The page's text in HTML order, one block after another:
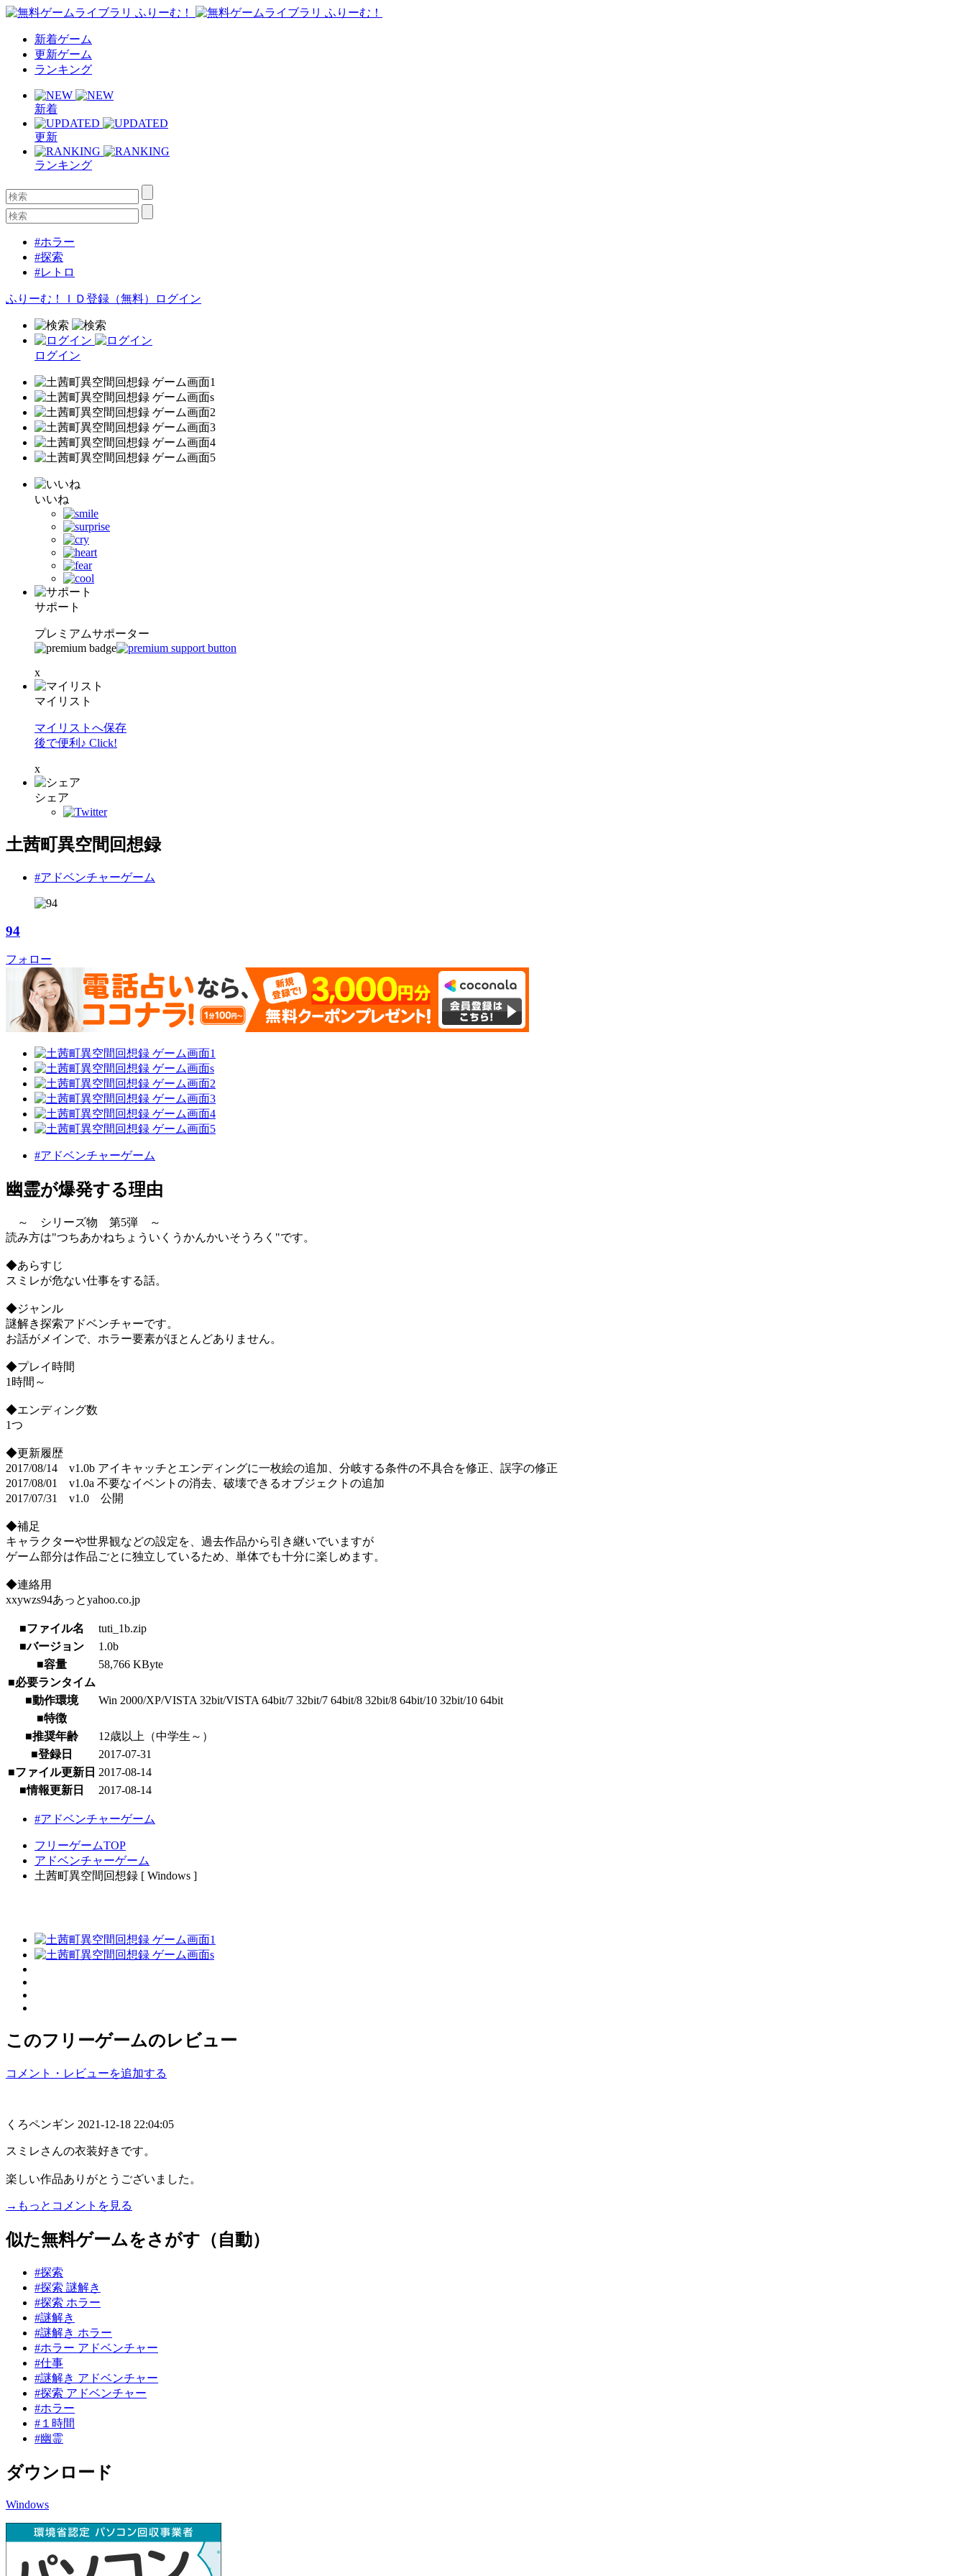
新着ゲーム
更新ゲーム
ランキング
新着
更新
ランキング
#ホラー
#探索
#レトロ
ふりーむ！ＩＤ登録（無料） ログイン
ログイン
いいね
サポート
プレミアムサポーター
x
マイリスト
マイリストへ保存
後で便利♪ Click!
x
シェア
土茜町異空間回想録
#アドベンチャーゲーム
94
フォロー
#アドベンチャーゲーム
幽霊が爆発する理由
～ シリーズ物 第5弾 ～
読み方は"つちあかねちょういくうかんかいそうろく"です。
◆あらすじ
スミレが危ない仕事をする話。
◆ジャンル
謎解き探索アドベンチャーです。
お話がメインで、ホラー要素がほとんどありません。
◆プレイ時間
1時間～
◆エンディング数
1つ
◆更新履歴
2017/08/14 v1.0b アイキャッチとエンディングに一枚絵の追加、分岐する条件の不具合を修正、誤字の修正
2017/08/01 v1.0a 不要なイベントの消去、破壊できるオブジェクトの追加
2017/07/31 v1.0 公開
◆補足
キャラクターや世界観などの設定を、過去作品から引き継いでいますが
ゲーム部分は作品ごとに独立しているため、単体でも十分に楽しめます。
◆連絡用
xxywzs94あっとyahoo.co.jp
■ファイル名
tuti_1b.zip
■バージョン
1.0b
■容量
58,766 KByte
■必要ランタイム
■動作環境
Win 2000/XP/VISTA 32bit/VISTA 64bit/7 32bit/7 64bit/8 32bit/8 64bit/10 32bit/10 64bit
■特徴
■推奨年齢
12歳以上（中学生～）
■登録日
2017-07-31
■ファイル更新日 2017-08-14
■情報更新日
2017-08-14
#アドベンチャーゲーム
フリーゲームTOP
アドベンチャーゲーム
土茜町異空間回想録 [ Windows ]
このフリーゲームのレビュー
コメント・レビューを追加する
くろペンギン 2021-12-18 22:04:05
スミレさんの衣装好きです。
楽しい作品ありがとうございました。
→もっとコメントを見る
似た無料ゲームをさがす（自動）
#探索
#探索 謎解き
#探索 ホラー
#謎解き
#謎解き ホラー
#ホラー アドベンチャー
#仕事
#謎解き アドベンチャー
#探索 アドベンチャー
#ホラー
#１時間
#幽霊
ダウンロード
Windows